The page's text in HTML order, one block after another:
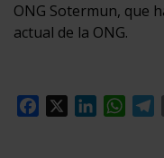
ONG Sotermun, que
actual de la ONG.
Facebook LinkedIn